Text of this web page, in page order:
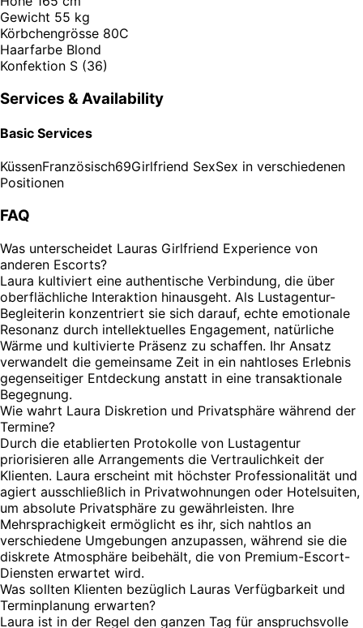
Gewicht 55 kg
Körbchengrösse 80C
Haarfarbe Blond
Konfektion S (36)
Services & Availability
Basic Services
KüssenFranzösisch69Girlfriend SexSex in verschiedenen
Positionen
FAQ
Was unterscheidet Lauras Girlfriend Experience von
anderen Escorts?
Laura kultiviert eine authentische Verbindung, die über
oberflächliche Interaktion hinausgeht. Als Lustagentur-
Begleiterin konzentriert sie sich darauf, echte emotionale
Resonanz durch intellektuelles Engagement, natürliche
Wärme und kultivierte Präsenz zu schaffen. Ihr Ansatz
verwandelt die gemeinsame Zeit in ein nahtloses Erlebnis
gegenseitiger Entdeckung anstatt in eine transaktionale
Begegnung.
Wie wahrt Laura Diskretion und Privatsphäre während der
Termine?
Durch die etablierten Protokolle von Lustagentur
priorisieren alle Arrangements die Vertraulichkeit der
Klienten. Laura erscheint mit höchster Professionalität und
agiert ausschließlich in Privatwohnungen oder Hotelsuiten,
um absolute Privatsphäre zu gewährleisten. Ihre
Mehrsprachigkeit ermöglicht es ihr, sich nahtlos an
verschiedene Umgebungen anzupassen, während sie die
diskrete Atmosphäre beibehält, die von Premium-Escort-
Diensten erwartet wird.
Was sollten Klienten bezüglich Lauras Verfügbarkeit und
Terminplanung erwarten?
Laura ist in der Regel den ganzen Tag für anspruchsvolle